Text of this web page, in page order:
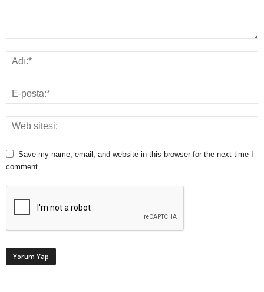
Save my name, email, and website in this browser for the next time I
comment.